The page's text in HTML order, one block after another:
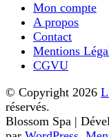
Mon compte
A propos
Contact
Mentions
CGVU
© Copyright 2026
réservés.
Blossom Spa |